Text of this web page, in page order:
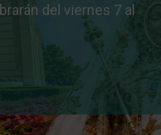
del viernes 7 al